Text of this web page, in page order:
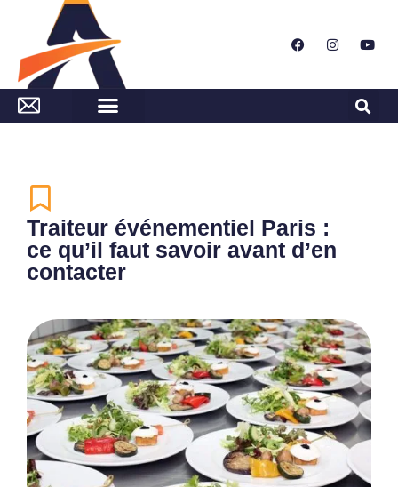
Traiteur événementiel Paris :
ce qu’il faut savoir avant d’en
contacter